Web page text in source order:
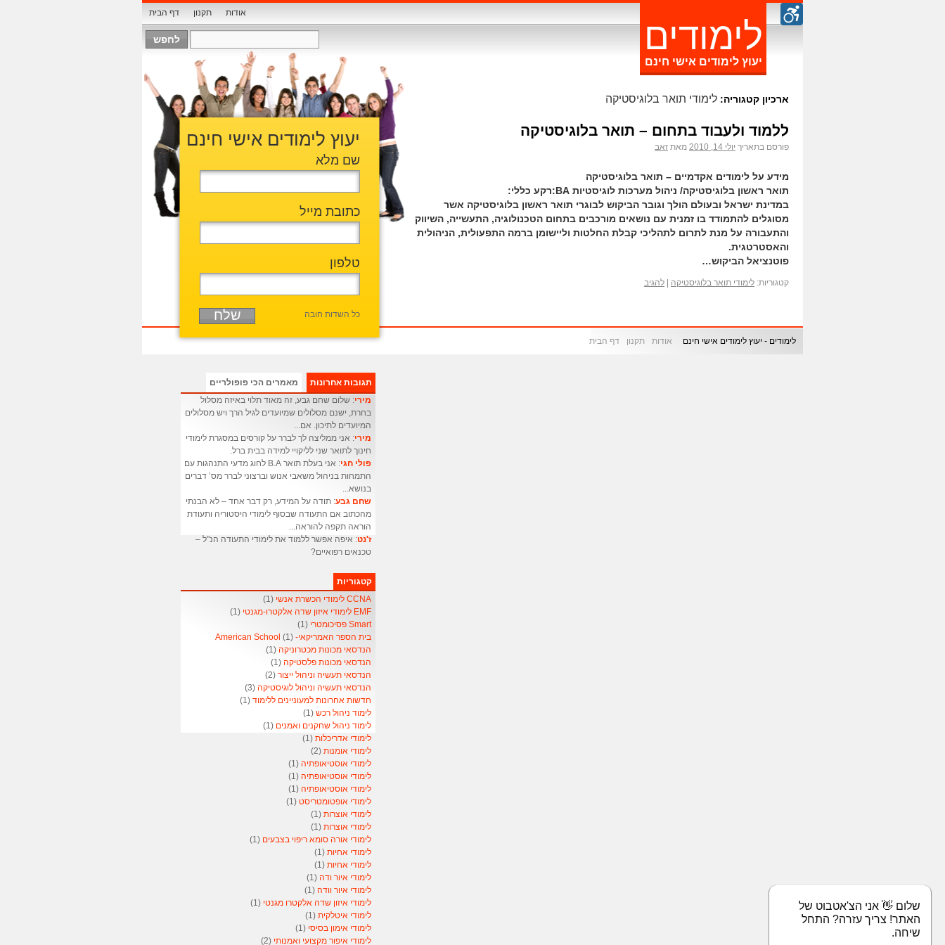
לימודים
יעוץ לימודים אישי חינם
אודות תקנון דף הבית
ארכיון קטגוריה: לימודי תואר בלוגיסטיקה
ללמוד ולעבוד בתחום – תואר בלוגיסטיקה
פורסם בתאריך יולי 14, 2010 מאת זאב
מידע על לימודים אקדמיים – תואר בלוגיסטיקה
תואר ראשון בלוגיסטיקה/ ניהול מערכות לוגיסטיות BA:רקע כללי:
במדינת ישראל ובעולם הולך וגובר הביקוש לבוגרי תואר ראשון בלוגיסטיקה אשר
מסוגלים להתמודד בו זמנית עם נושאים מורכבים בתחום הטכנולוגיה, התעשייה, השיווק
והתעבורה על מנת לתרום לתהליכי קבלת החלטות וליישומן ברמה התפעולית, הניהולית
והאסטרטגית.
פוטנציאל הביקוש…
קטגוריות: לימודי תואר בלוגיסטיקה להגיב
יעוץ לימודים אישי חינם
שם מלא
כתובת מייל
טלפון
כל השדות חובה
תגובות אחרונות
מאמרים הכי פופולריים
מירי: שלום שחם גבע, זה מאוד תלוי באיזה מסלול
בחרת, ישנם מסלולים שמיועדים לגיל הרך ויש מסלולים
המיועדים לתיכון. אם...
מירי: אני ממליצה לך לברר על קורסים במסגרת לימודי
חינוך לתואר שני לליקויי למידה בבית ברל.
פולי חגי
: אני בעלת תואר B.A לחוג מדעי התנהגות עם
התמחות בניהול משאבי אנוש וברצוני לברר מס’ דברים
בנושא...
שחם גבע: תודה על המידע, רק דבר אחד – לא הבנתי
מהכתוב אם התעודה שבסוף לימודי היסטוריה ותעודת
הוראה תקפה להוראה...
ז'נט: איפה אפשר ללמוד את לימודי התעודה הנ"ל –
טכנאים רפואיים?
קטגוריות
CCNA לימודי הכשרת אנשי
(1)
EMF לימודי איזון שדה אלקטרו-מגנטי
(1)
Smart פסיכומטרי
(1)
בית הספר האמריקאי- American School (1)
הנדסאי מכונות מכטרוניקה (1)
הנדסאי מכונות פלסטיקה (1)
הנדסאי תעשיה וניהול ייצור (2)
הנדסאי תעשיה וניהול לוגיסטיקה (3)
חדשות אחרונות למעוניינים ללימוד (1)
לימוד ניהול רכש (1)
לימוד ניהול שחקנים ואמנים (1)
לימודי אדריכלות (1)
לימודי אומנות (2)
לימודי אוסטיאופתיה (1)
לימודי אוסטיאופתיה (1)
לימודי אוסטיאופתיה (1)
לימודי אופטומטריסט (1)
לימודי אוצרות (1)
לימודי אוצרות (1)
לימודי אורה סומא ריפוי בצבעים (1)
לימודי אחיות (1)
לימודי אחיות (1)
לימודי איור ודה (1)
לימודי איור וודה (1)
לימודי איזון שדה אלקטרו מגנטי (1)
לימודי איטלקית (1)
לימודי אימון בסיסי (1)
לימודי איפור מקצועי ואמנותי (2)
לימודים - יעוץ לימודים אישי חינם אודות תקנון דף הבית
שלום 👋 אני הצ'אטבוט של
האתר! צריך עזרה? התחל
שיחה.